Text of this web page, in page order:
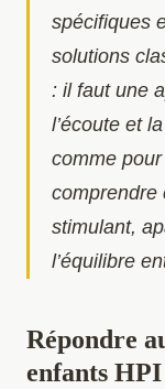
spécifiques
solutions
: il faut une
l’écoute et
comme
comprendre
stimulant,
l’équilibre
Répondre
enfants